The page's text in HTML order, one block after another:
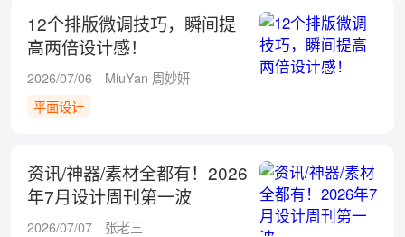
12个排版微调技巧，瞬间提
高两倍设计感！
2026/07/06
MiuYan 周妙妍
平面设计
资讯/神器/素材全都有！2026
年7月设计周刊第一波
2026/07/07
张老三